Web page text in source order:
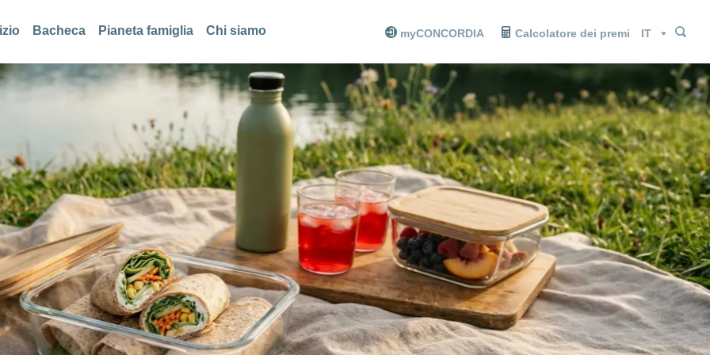
Bacheca Pianeta famiglia Chi siamo myCONCORDIA Calcolatore dei premi Lingua